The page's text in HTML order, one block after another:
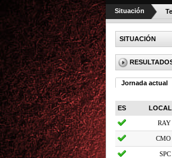
Situación
SITUACIÓN
Jornada actual
ES
LOCAL
RAY
CMO
SPC